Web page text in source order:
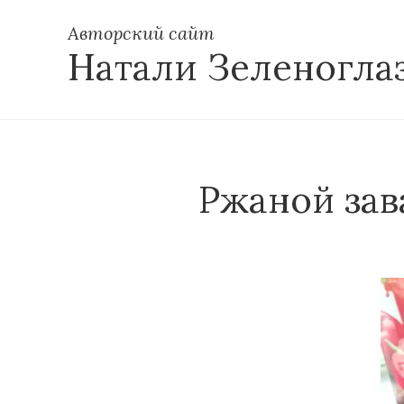
Авторский сайт
Натали
Ржаной